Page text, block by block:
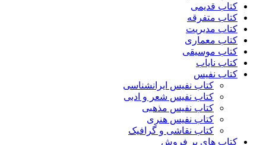
کتاب قدیمی
کتاب متفرقه
کتاب مدیریت
کتاب معماری
کتاب موسیقی
کتاب نایاب
کتاب نفیس
کتاب نفیس ایرانشناسی
کتاب نفیس شعر و ادبی
کتاب نفیس مذهبی
کتاب نفیس هنری
کتاب نقاشی و گرافیک
کتاب های پر فروش